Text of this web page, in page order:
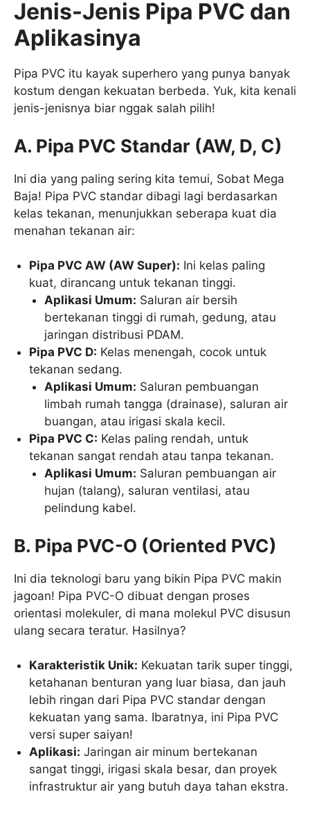
Jenis-Jenis Pipa PVC dan
Aplikasinya
Pipa PVC itu kayak superhero yang punya banyak
kostum dengan kekuatan berbeda. Yuk, kita kenali
jenis-jenisnya biar nggak salah pilih!
A. Pipa PVC Standar (AW, D, C)
Ini dia yang paling sering kita temui, Sobat Mega
Baja! Pipa PVC standar dibagi lagi berdasarkan
kelas tekanan, menunjukkan seberapa kuat dia
menahan tekanan air:
Pipa PVC AW (AW Super): Ini kelas paling
kuat, dirancang untuk tekanan tinggi.
Aplikasi Umum: Saluran air bersih
bertekanan tinggi di rumah, gedung, atau
jaringan distribusi PDAM.
Pipa PVC D: Kelas menengah, cocok untuk
tekanan sedang.
Aplikasi Umum: Saluran pembuangan
limbah rumah tangga (drainase), saluran air
buangan, atau irigasi skala kecil.
Pipa PVC C: Kelas paling rendah, untuk
tekanan sangat rendah atau tanpa tekanan.
Aplikasi Umum: Saluran pembuangan air
hujan (talang), saluran ventilasi, atau
pelindung kabel.
B. Pipa PVC-O (Oriented PVC)
Ini dia teknologi baru yang bikin Pipa PVC makin
jagoan! Pipa PVC-O dibuat dengan proses
orientasi molekuler, di mana molekul PVC disusun
ulang secara teratur. Hasilnya?
Karakteristik Unik: Kekuatan tarik super tinggi,
ketahanan benturan yang luar biasa, dan jauh
lebih ringan dari Pipa PVC standar dengan
kekuatan yang sama. Ibaratnya, ini Pipa PVC
versi super saiyan!
Aplikasi: Jaringan air minum bertekanan
sangat tinggi, irigasi skala besar, dan proyek
infrastruktur air yang butuh daya tahan ekstra.